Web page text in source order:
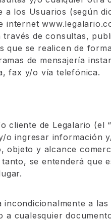
los Usuarios (según
internet
través de consultas,
que se realicen de
de mensajería
fax y/o vía telefónica.
cliente de Legalario (el “
ingresar información
objeto y alcance
se entenderá que
a las
a cualesquier